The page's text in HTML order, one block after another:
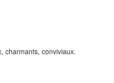
charmants, conviviaux.